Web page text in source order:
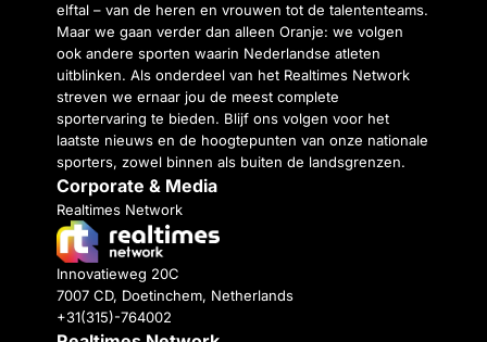
elftal – van de heren en vrouwen tot de talententeams.
Maar we gaan verder dan alleen Oranje: we volgen
ook andere sporten waarin Nederlandse atleten
uitblinken. Als onderdeel van het Realtimes Network
streven we ernaar jou de meest complete
sportervaring te bieden. Blijf ons volgen voor het
laatste nieuws en de hoogtepunten van onze nationale
sporters, zowel binnen als buiten de landsgrenzen.
Corporate & Media
Realtimes Network
Innovatieweg 20C
7007 CD, Doetinchem, Netherlands
+31(315)-764002